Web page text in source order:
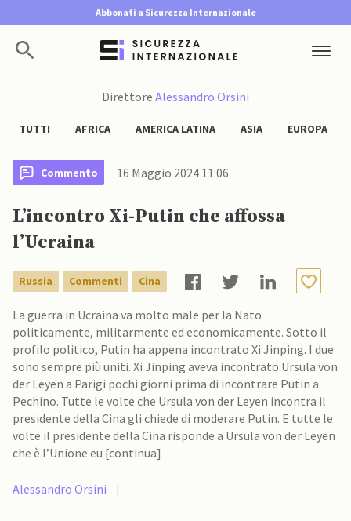
Abbonati a Sicurezza Internazionale
Direttore Alessandro Orsini
TUTTI AFRICA AMERICA LATINA ASIA EUROPA
Commento 16 Maggio 2024 11:06
L’incontro Xi-Putin che affossa
l’Ucraina
Russia Commenti Cina
La guerra in Ucraina va molto male per la Nato
politicamente, militarmente ed economicamente. Sotto il
profilo politico, Putin ha appena incontrato Xi Jinping. I due
sono sempre più uniti. Xi Jinping aveva incontrato Ursula von
der Leyen a Parigi pochi giorni prima di incontrare Putin a
Pechino. Tutte le volte che Ursula von der Leyen incontra il
presidente della Cina gli chiede di moderare Putin. E tutte le
volte il presidente della Cina risponde a Ursula von der Leyen
che è l’Unione eu [continua]
Alessandro Orsini |